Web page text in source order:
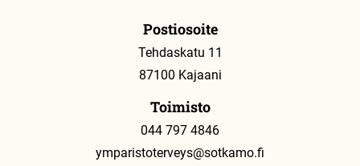
Postiosoite
Tehdaskatu 11
87100 Kajaani
Toimisto
044 797 4846
ymparistoterveys@sotkamo.fi